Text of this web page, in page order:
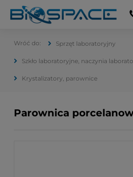
Sprzęt laboratoryjny
Szkło laboratoryjne, naczynia
Krystalizatory, parownice
Parownica